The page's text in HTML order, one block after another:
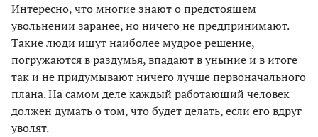
Интересно, что многие знают о предстоящем
увольнении заранее, но ничего не предпринимают.
Такие люди ищут наиболее мудрое решение,
погружаются в раздумья, впадают в уныние и в итоге
так и не придумывают ничего лучше первоначального
плана. На самом деле каждый работающий человек
должен думать о том, что будет делать, если его вдруг
уволят.